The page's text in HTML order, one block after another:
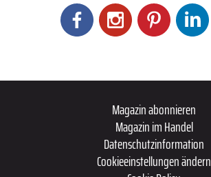
Magazin abonnieren
Magazin im Handel
Datenschutzinformation
Cookieeinstellungen ändern